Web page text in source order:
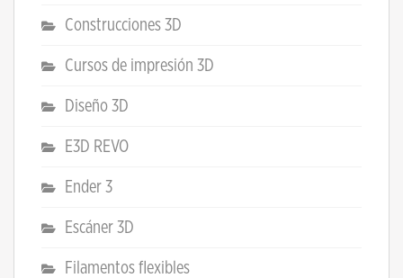
Construcciones 3D
Cursos de impresión 3D
Diseño 3D
E3D REVO
Ender 3
Escáner 3D
Filamentos flexibles